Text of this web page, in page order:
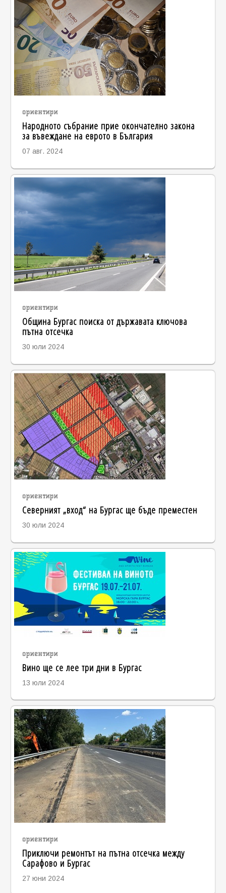
ориентири
Народното събрание прие окончателно закона
за въвеждане на еврото в България
07 авг. 2024
ориентири
Община Бургас поиска от държавата ключова
пътна отсечка
30 юли 2024
ориентири
Северният „вход“ на Бургас ще бъде преместен
30 юли 2024
ориентири
Вино ще се лее три дни в Бургас
13 юли 2024
ориентири
Приключи ремонтът на пътна отсечка между
Сарафово и Бургас
27 юни 2024